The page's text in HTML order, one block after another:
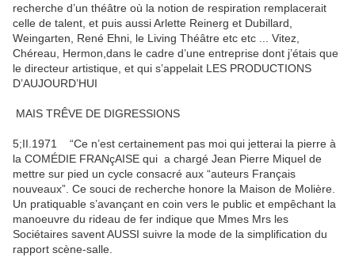
recherche d’un théâtre où la notion de respiration remplacerait
celle de talent, et puis aussi Arlette Reinerg et Dubillard,
Weingarten, René Ehni, le Living Théâtre etc etc ... Vitez,
Chéreau, Hermon,dans le cadre d’une entreprise dont j’étais que
le directeur artistique, et qui s’appelait LES PRODUCTIONS
D’AUJOURD’HUI
MAIS TRÊVE DE DIGRESSIONS
5;II.1971 “Ce n’est certainement pas moi qui jetterai la pierre à
la COMÉDIE FRANçAISE qui a chargé Jean Pierre Miquel de
mettre sur pied un cycle consacré aux “auteurs Français
nouveaux”. Ce souci de recherche honore la Maison de Molière.
Un pratiquable s’avançant en coin vers le public et empêchant la
manoeuvre du rideau de fer indique que Mmes Mrs les
Sociétaires savent AUSSI suivre la mode de la simplification du
rapport scène-salle.